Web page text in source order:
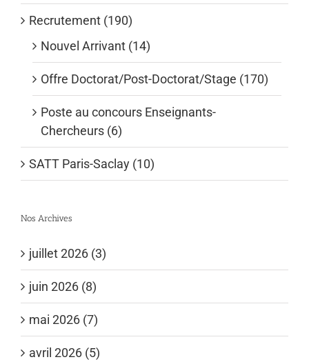
Recrutement (190)
Nouvel Arrivant (14)
Offre Doctorat/Post-Doctorat/Stage (170)
Poste au concours Enseignants-
Chercheurs (6)
SATT Paris-Saclay (10)
Nos Archives
juillet 2026 (3)
juin 2026 (8)
mai 2026 (7)
avril 2026 (5)